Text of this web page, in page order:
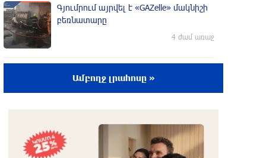
Գյումրում այրվել է «GAZelle» մակնիշի
բեռնատարը
4 ժամ առաջ
Ջուր չի լինելու․ հասցեներ
Այս տարի Ռուսաստանի և Հայաստանի
ապրանքաշրջանառությունը կրճատվել
Ամբողջ լրահոսը »